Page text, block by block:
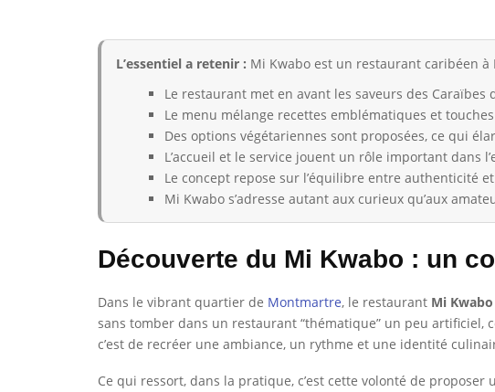
L’essentiel a retenir : Mi Kwabo est un restaurant caribéen
Le restaurant met en avant les saveurs des
Le menu mélange recettes emblématiques et
Des options végétariennes sont proposées, ce qui
L’accueil et le service jouent un rôle important dans
Le concept repose sur l’équilibre entre authenticité
Mi Kwabo s’adresse autant aux curieux qu’aux
Découverte du Mi Kwabo : un
Dans le vibrant quartier de Montmartre, le restaurant Mi Kwabo
sans tomber dans un restaurant “thématique” un peu artificiel,
c’est de recréer une ambiance, un rythme et une identité
Ce qui ressort, dans la pratique, c’est cette volonté de